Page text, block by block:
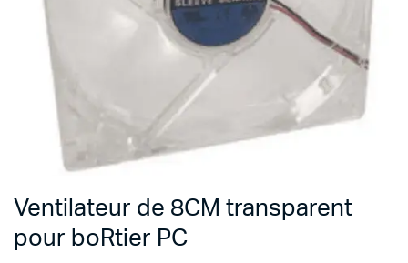
Ventilateur de 8CM transparent
pour boRtier PC